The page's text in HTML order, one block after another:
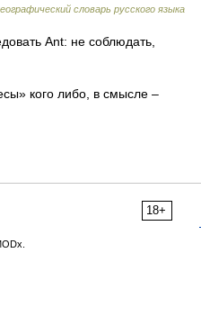
словарь русского языка
Ant: не соблюдать,
кого либо, в смысле –
18+